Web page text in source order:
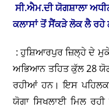
ਸੀ.ਐਮ.ਦੀ ਯੋਗਸ਼ਾਲਾ
ਕਲਾਸਾਂ ਤੋਂ ਸੈਂਕੜੇ ਲੋਕ ਲੈ ਰਹੇ
: ਹੁਸ਼ਿਆਰਪੁਰ ਜ਼ਿਲ੍ਹੇ ਦੇ
ਅਭਿਆਨ ਤਹਿਤ ਕੁੱਲ 28
ਰਹੀਆਂ ਹਨ। ਇਸ
ਯੋਗਾ ਸਿਖਲਾਈ ਮਿਲ